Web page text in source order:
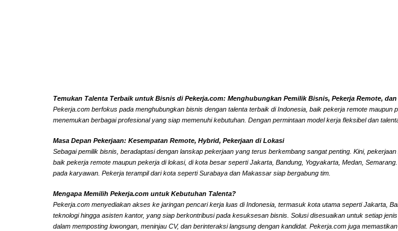
Temukan Talenta Terbaik untuk Bisnis di Pekerja.com: Menghubungkan Pemilik Bisnis, Pekerja Remote,
Pekerja.com berfokus pada menghubungkan bisnis dengan talenta terbaik di Indonesia, baik pekerja remote
menemukan berbagai profesional yang siap memenuhi kebutuhan. Dengan permintaan model kerja fleksibel dan
Masa Depan Pekerjaan: Kesempatan Remote, Hybrid, Pekerjaan di Lokasi
Sebagai pemilik bisnis, beradaptasi dengan lanskap pekerjaan yang terus berkembang sangat penting. Kini,
baik pekerja remote maupun pekerja di lokasi, di kota besar seperti Jakarta, Bandung, Yogyakarta, Medan,
pada karyawan. Pekerja terampil dari kota seperti Surabaya dan Makassar siap bergabung tim.
Mengapa Memilih Pekerja.com untuk Kebutuhan Talenta?
Pekerja.com menyediakan akses ke jaringan pencari kerja luas di Indonesia, termasuk kota utama seperti Jakarta,
teknologi hingga asisten kantor, yang siap berkontribusi pada kesuksesan bisnis. Solusi disesuaikan untuk setiap
dalam memposting lowongan, meninjau CV, dan berinteraksi langsung dengan kandidat. Pekerja.com juga